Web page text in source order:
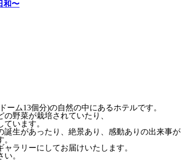
和〜
ム13個分)の自然の中にあるホテルです。
野菜が栽培されていたり、
います。
生があったり、絶景あり、感動ありの出来事が
ラリーにしてお届けいたします。
。